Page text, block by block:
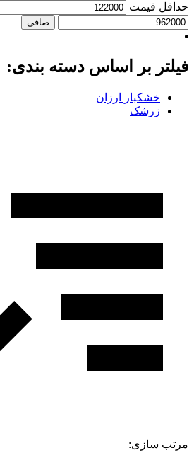
حداقل قیمت
صافی
فیلتر بر اساس دسته بندی:
خشکبار ارزان
زرشک
مرتب سازی: